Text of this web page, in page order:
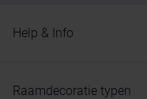
Help & Info
Raamdecoratie typen